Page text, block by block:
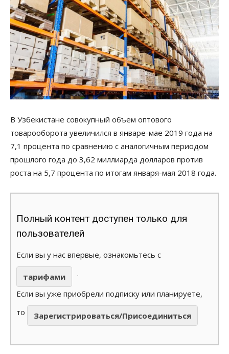
В Узбекистане совокупный объем оптового
товарооборота увеличился в январе-мае 2019 года на
7,1 процента по сравнению с аналогичным периодом
прошлого года до 3,62 миллиарда долларов против
роста на 5,7 процента по итогам января-мая 2018 года.
Полный контент доступен только для
пользователей
Если вы у нас впервые, ознакомьтесь с
тарифами
.
Если вы уже приобрели подписку или планируете,
то
Зарегистрироваться/Присоединиться